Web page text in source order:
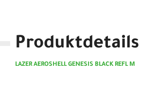
Produktdetails
LAZER AEROSHELL GENESIS BLACK REFL M